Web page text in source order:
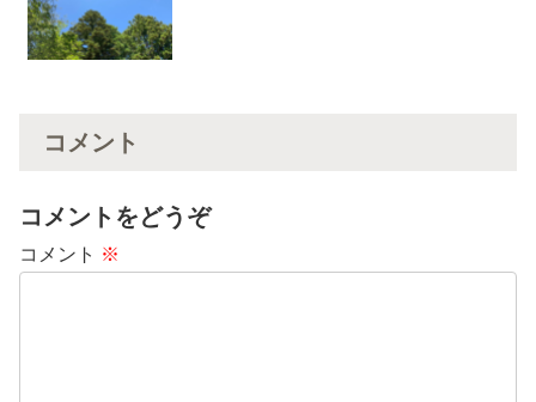
コメント
コメントをどうぞ
コメント ※